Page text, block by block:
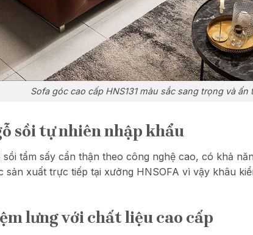
Sofa góc cao cấp HNS131 màu sắc sang trọng và ấn
sồi tự nhiên nhập khẩu
tẩm sấy cẩn thận theo công nghệ cao, có khả
xuất trực tiếp tại xưởng HNSOFA vì vậy khâu
lưng với chất liệu cao cấp